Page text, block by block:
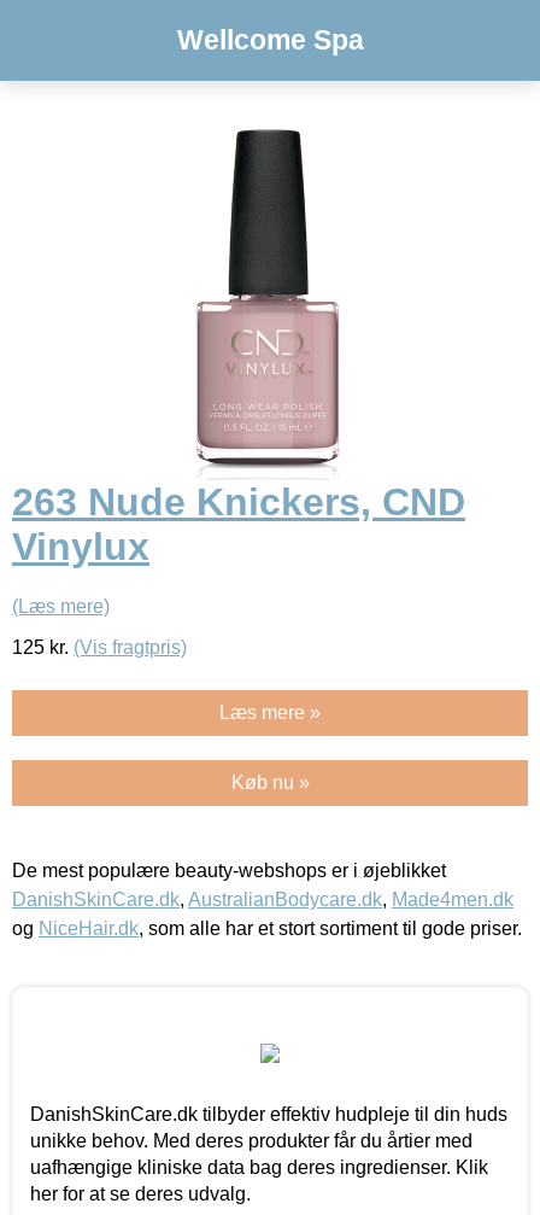
Wellcome Spa
263 Nude Knickers, CND
Vinylux
(Læs mere)
125 kr. (Vis fragtpris)
Læs mere »
Køb nu »
De mest populære beauty-webshops er i øjeblikket
DanishSkinCare.dk, AustralianBodycare.dk, Made4men.dk
og NiceHair.dk, som alle har et stort sortiment til gode priser.
DanishSkinCare.dk tilbyder effektiv hudpleje til din huds
unikke behov. Med deres produkter får du årtier med
uafhængige kliniske data bag deres ingredienser. Klik
her for at se deres udvalg.